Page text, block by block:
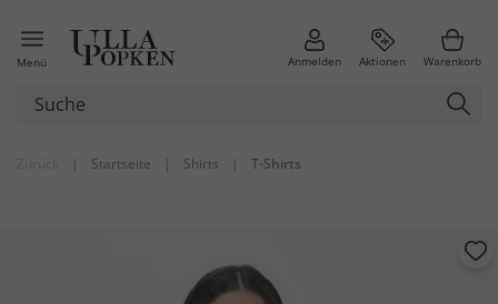
Menü Anmelden Aktionen Warenkorb
| Startseite | Shirts | T-Shirts